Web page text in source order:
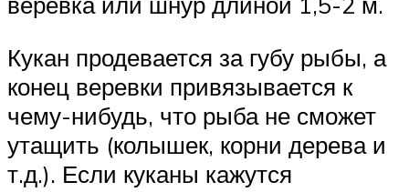
Кукан продевается за губу рыбы, а
конец веревки привязывается к
чему-нибудь, что рыба не сможет
утащить (колышек, корни дерева и
т.д.). Если куканы кажутся